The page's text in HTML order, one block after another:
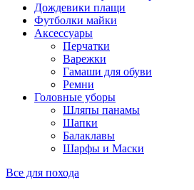
Дождевики плащи
Футболки майки
Аксессуары
Перчатки
Варежки
Гамаши для обуви
Ремни
Головные уборы
Шляпы панамы
Шапки
Балаклавы
Шарфы и Маски
Все для похода